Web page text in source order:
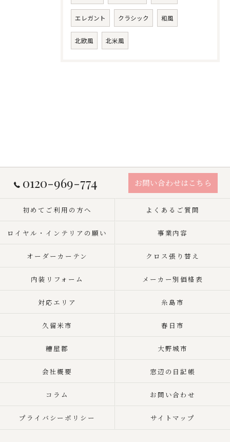
エレガント クラシック 和風
北欧風 北米風
0120-969-774 お問い合わせはこちら
初めてご利用の方へ よくあるご質問
ロイヤル・インテリアの願い 事業内容
オーダーカーテン クロス張り替え
内装リフォーム メーカー別価格表
対応エリア 糸島市
久留米市 春日市
糟屋郡 大野城市
会社概要 窓辺の日記帳
コラム お問い合わせ
プライバシーポリシー サイトマップ